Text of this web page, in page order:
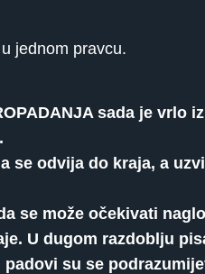
jednom pravcu.
sada je
se odvija do kraja, a
se može očekivati
U dugom razdoblju
su se